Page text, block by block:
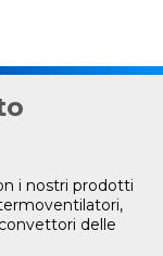
i nostri prodotti
delle